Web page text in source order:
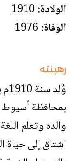
الولادة:
الوفاة:
رهبنته
بمحافظة
والده وتعلم
اشتاق إلى حياة